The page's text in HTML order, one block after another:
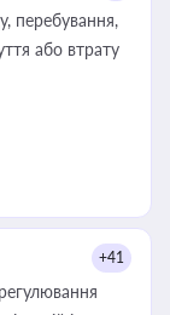
перебування,
або втрату
+41